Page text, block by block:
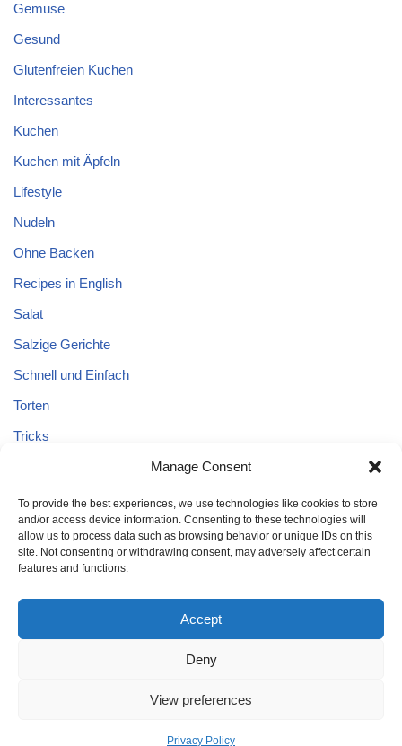
Manage Consent
To provide the best experiences, we use technologies like cookies to store
and/or access device information. Consenting to these technologies will
allow us to process data such as browsing behavior or unique IDs on this
site. Not consenting or withdrawing consent, may adversely affect certain
features and functions.
Accept
Deny
View preferences
Privacy Policy
Gemuse
Gesund
Glutenfreien Kuchen
Interessantes
Kuchen
Kuchen mit Äpfeln
Lifestyle
Nudeln
Ohne Backen
Recipes in English
Salat
Salzige Gerichte
Schnell und Einfach
Torten
Tricks
Uncategorized
Vegane Kuchen
Schnell und Einfach
Gesund